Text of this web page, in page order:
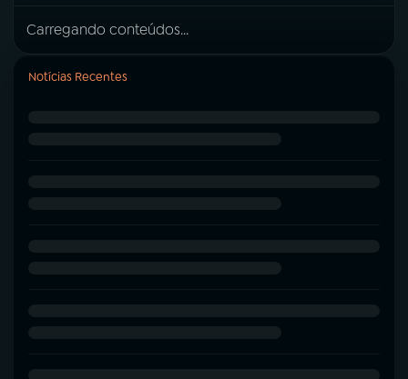
Carregando conteúdos...
Notícias Recentes